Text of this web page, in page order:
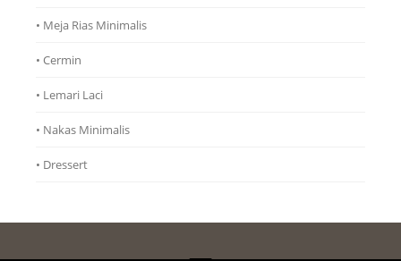
• Meja Rias Minimalis
• Cermin
• Lemari Laci
• Nakas Minimalis
• Dressert